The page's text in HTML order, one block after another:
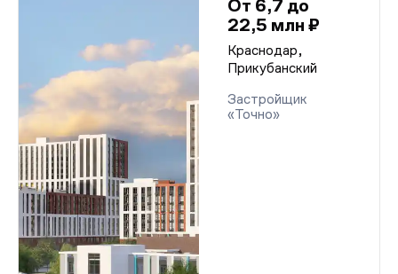
От 6,7 до
22,5 млн ₽
Краснодар,
Прикубанский
Застройщик
«Точно»